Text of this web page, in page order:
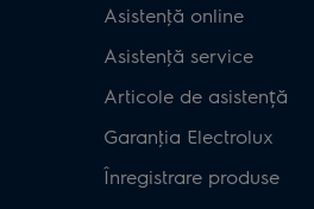
Asistenţă online
Asistenţă service
Articole de asistență
Garanţia Electrolux
Înregistrare produse